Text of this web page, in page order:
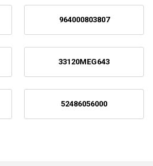
964000803807
33120MEG643
52486056000